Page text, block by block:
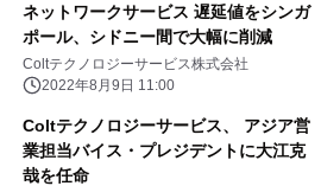
ネットワークサービス 遅延値をシンガ
ポール、シドニー間で大幅に削減
Coltテクノロジーサービス株式会社
2022年8月9日 11:00
Coltテクノロジーサービス、 アジア営
業担当バイス・プレジデントに大江克
哉を任命